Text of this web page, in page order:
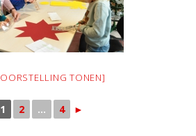
TONEN]
1 2 ... 4 ►